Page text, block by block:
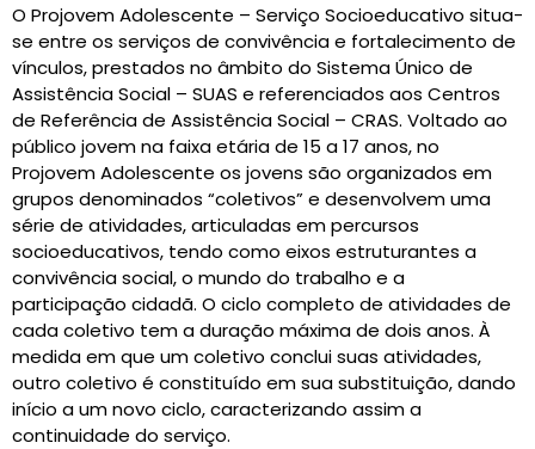
O Projovem Adolescente – Serviço Socioeducativo situa-
se entre os serviços de convivência e fortalecimento de
vínculos, prestados no âmbito do Sistema Único de
Assistência Social – SUAS e referenciados aos Centros
de Referência de Assistência Social – CRAS. Voltado ao
público jovem na faixa etária de 15 a 17 anos, no
Projovem Adolescente os jovens são organizados em
grupos denominados “coletivos” e desenvolvem uma
série de atividades, articuladas em percursos
socioeducativos, tendo como eixos estruturantes a
convivência social, o mundo do trabalho e a
participação cidadã. O ciclo completo de atividades de
cada coletivo tem a duração máxima de dois anos. À
medida em que um coletivo conclui suas atividades,
outro coletivo é constituído em sua substituição, dando
início a um novo ciclo, caracterizando assim a
continuidade do serviço.